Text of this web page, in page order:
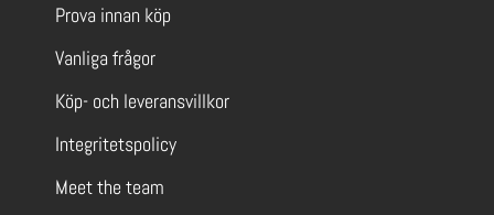
Prova innan köp
Vanliga frågor
Köp- och leveransvillkor
Integritetspolicy
Meet the team